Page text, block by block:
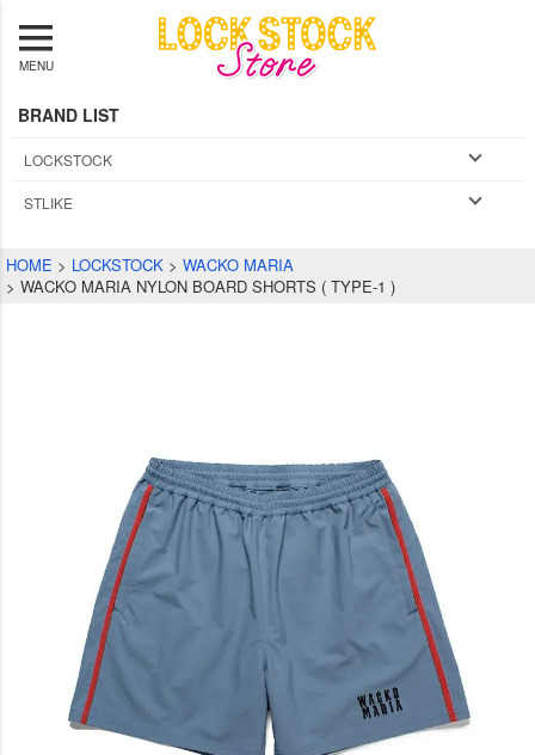
MENU
BRAND LIST
LOCKSTOCK
STLIKE
HOME LOCKSTOCK
WACKO MARIA
WACKO MARIA NYLON BOARD SHORTS ( TYPE-1 )